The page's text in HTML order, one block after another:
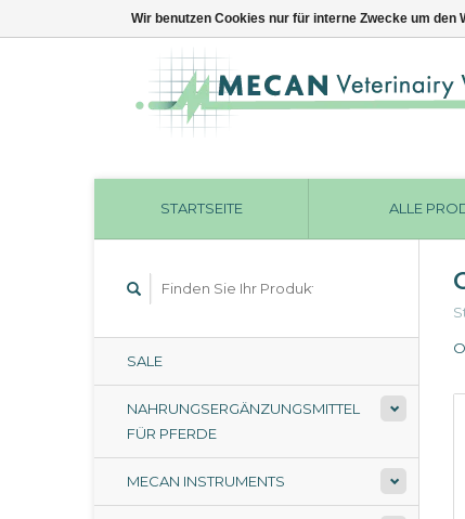
STARTSEITE ALLE
SALE
NAHRUNGSERGÄNZUNGSMITTEL
FÜR PFERDE
MECAN INSTRUMENTS
Wir benutzen Cookies nur für interne Zwecke um den